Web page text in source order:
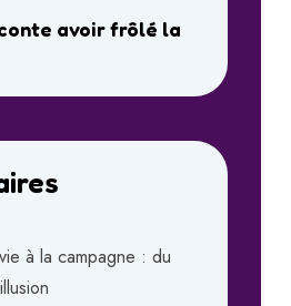
avoir frôlé la
à la campagne : du